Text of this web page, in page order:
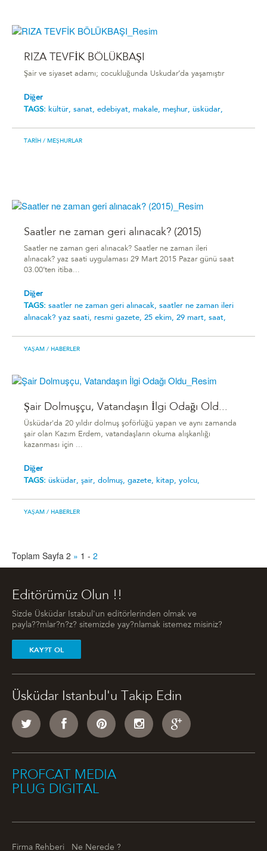
RIZA TEVFİK BÖLÜKBAŞI
Şair ve siyaset adamı; cocukluğunda Uskudar’da yaşamıştır
Diğer
TAGS: kültür, sanat, edebiyat, makale, meşhur, üsküdar,
TARIH / MEŞHURLAR
Saatler ne zaman geri alınacak? (2015)
Saatler ne zaman geri alınacak? Saatler ne zaman ileri
alınacak? yaz saati uygulaması 29 Mart 2015 Pazar günü saat
03.00’ten itiba...
Diğer
TAGS: saatler ne zaman geri alınacak, saatler ne zaman ileri
alınacak? yaz saati, resmi gazete, 25 ekim, 29 mart, saat,
YAŞAM / HABERLER
Şair Dolmuşçu, Vatandaşın İlgi Odağı Old...
Üsküdar'da 20 yıldır dolmuş şoförlüğü yapan ve aynı zamanda
şair olan Kazım Erdem, vatandaşların okuma alışkanlığı
kazanması için ...
Diğer
TAGS: üsküdar, şair, dolmuş, gazete, kitap, yolcu,
YAŞAM / HABERLER
Toplam Sayfa 2 » 1 - 2
Editörümüz Olun !!
Sizde Üsküdar Istabul'un editörlerinden olmak ve
payla??mlar?n?z? sitemizde yay?nlamak istemez misiniz?
KAY?T OL
Üsküdar Istanbul'u Takip Edin
PROFCAT MEDIA
PLUG DIGITAL
Firma Rehberi Ne Nerede ?